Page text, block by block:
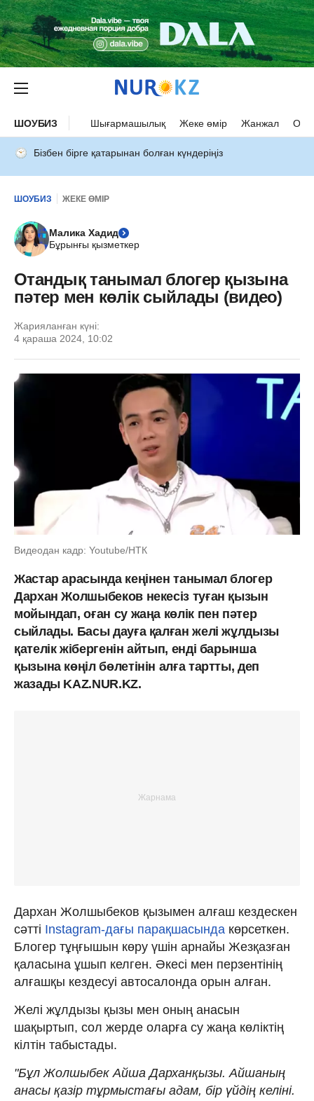
ШОУБИЗ Шығармашылық Жеке өмір Жанжал
Бізбен бірге қатарынан болған күндеріңіз
ШОУБИЗ ЖЕКЕ ӨМІР
Малика Хадид
Бұрынғы қызметкер
Отандық танымал блогер қызына
пәтер мен көлік сыйлады (видео)
Жарияланған күні:
4 қараша 2024, 10:02
Видеодан кадр: Youtube/НТК
Жастар арасында кеңінен танымал блогер
Дархан Жолшыбеков некесіз туған қызын
мойындап, оған су жаңа көлік пен пәтер
сыйлады. Басы дауға қалған желі жұлдызы
қателік жібергенін айтып, енді барынша
қызына көңіл бөлетінін алға тартты, деп
жазады KAZ.NUR.KZ.
Дархан Жолшыбеков қызымен алғаш кездескен
сәтті Instagram-дағы парақшасында көрсеткен.
Блогер тұңғышын көру үшін арнайы Жезқазған
қаласына ұшып келген. Әкесі мен перзентінің
алғашқы кездесуі автосалонда орын алған.
Желі жұлдызы қызы мен оның анасын
шақыртып, сол жерде оларға су жаңа көліктің
кілтін табыстады.
"Бұл Жолшыбек Айша Дарханқызы. Айшаның
анасы қазір тұрмыстағы адам, бір үйдің келіні.